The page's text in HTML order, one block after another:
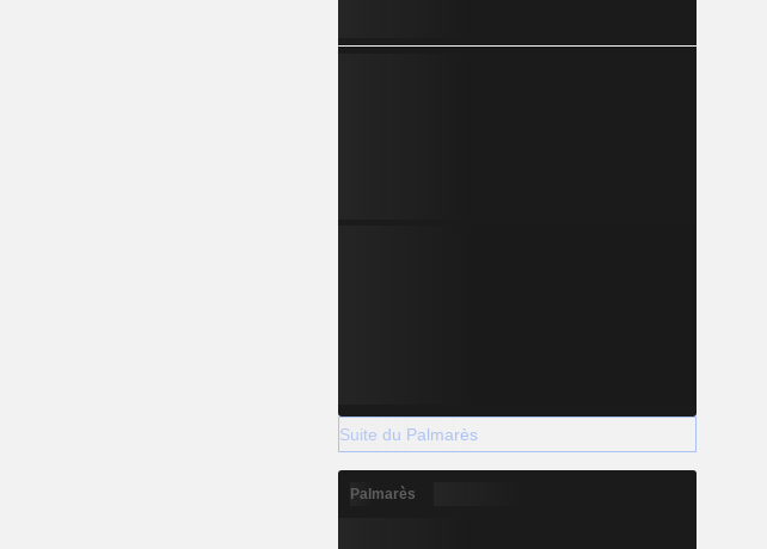
Suite du Palmarès
Palmarès